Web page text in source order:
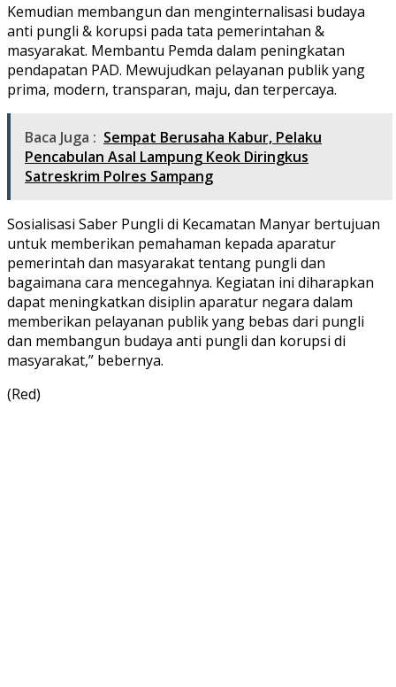
Kemudian membangun dan menginternalisasi budaya
anti pungli & korupsi pada tata pemerintahan &
masyarakat. Membantu Pemda dalam peningkatan
pendapatan PAD. Mewujudkan pelayanan publik yang
prima, modern, transparan, maju, dan terpercaya.
Baca Juga : Sempat Berusaha Kabur, Pelaku
Pencabulan Asal Lampung Keok Diringkus
Satreskrim Polres Sampang
Sosialisasi Saber Pungli di Kecamatan Manyar bertujuan
untuk memberikan pemahaman kepada aparatur
pemerintah dan masyarakat tentang pungli dan
bagaimana cara mencegahnya. Kegiatan ini diharapkan
dapat meningkatkan disiplin aparatur negara dalam
memberikan pelayanan publik yang bebas dari pungli
dan membangun budaya anti pungli dan korupsi di
masyarakat,” bebernya.
(Red)